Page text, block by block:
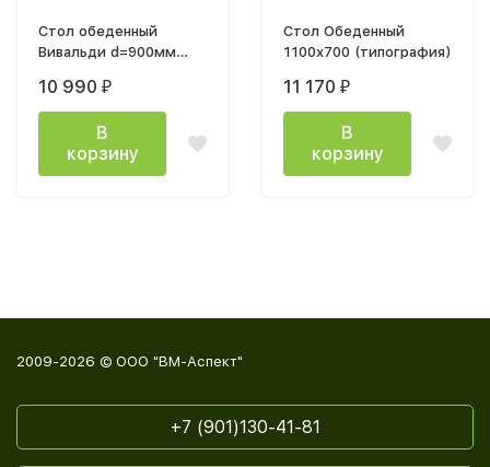
Стол обеденный
Вивальди d=900мм
10 990 ₽
В
корзину
Стол Обеденный
1100x700 (типография)
11 170 ₽
В
корзину
2009-2026 © ООО "ВМ-Аспект"
+7 (901)130-41-81